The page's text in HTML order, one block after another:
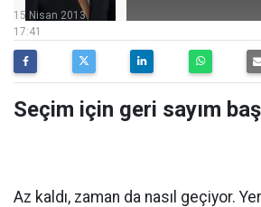
17:41
15 Nisan 2013
Seçim için geri sayım
Az kaldı, zaman da nasıl geçiyor.